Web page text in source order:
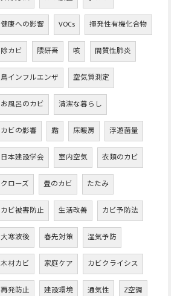
健康への影響 VOCs 揮発性有機化合物
除カビ 隈研吾 咳 間質性肺炎
鳥インフルエンザ 空気質測定
お風呂のカビ 清潔な暮らし
カビの影響 霜 床暖房 浮遊菌量
日本建設学会 室内空気 衣類のカビ
クローズ 畳のカビ たたみ
カビ被害防止 生活改善 カビ予防法
大寒波後 春先対策 湿気予防
木材カビ 家庭ケア カビクライシス
再発防止 建設環境 通気性 Z空調